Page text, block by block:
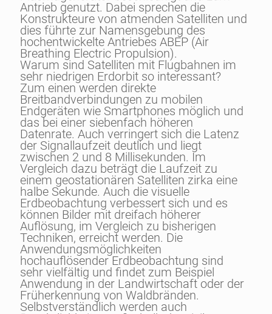
Antrieb genutzt. Dabei sprechen die
Konstrukteure von atmenden Satelliten und
dies führte zur Namensgebung des
hochentwickelte Antriebes ABEP (Air
Breathing Electric Propulsion).
Warum sind Satelliten mit Flugbahnen im
sehr niedrigen Erdorbit so interessant?
Zum einen werden direkte
Breitbandverbindungen zu mobilen
Endgeräten wie Smartphones möglich und
das bei einer siebenfach höheren
Datenrate. Auch verringert sich die Latenz
der Signallaufzeit deutlich und liegt
zwischen 2 und 8 Millisekunden. Im
Vergleich dazu beträgt die Laufzeit zu
einem geostationären Satelliten zirka eine
halbe Sekunde. Auch die visuelle
Erdbeobachtung verbessert sich und es
können Bilder mit dreifach höherer
Auflösung, im Vergleich zu bisherigen
Techniken, erreicht werden. Die
Anwendungsmöglichkeiten
hochauflösender Erdbeobachtung sind
sehr vielfältig und findet zum Beispiel
Anwendung in der Landwirtschaft oder der
Früherkennung von Waldbränden.
Selbstverständlich werden auch